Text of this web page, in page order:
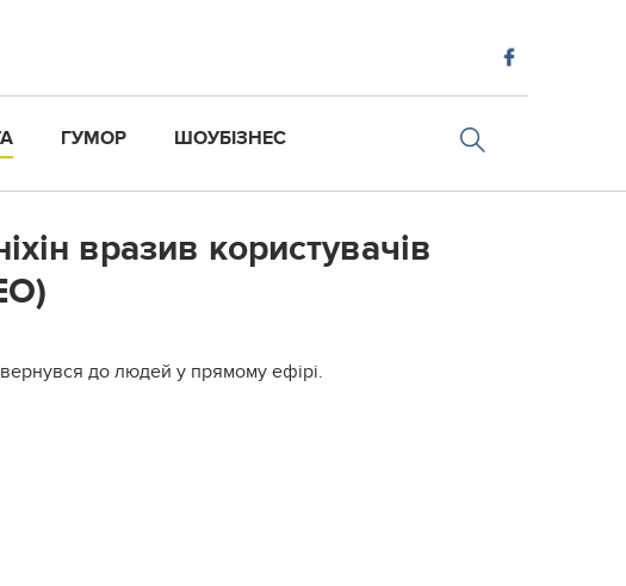
ГУМОР ШОУБІЗНЕС
вразив користувачів
до людей у прямому ефірі.